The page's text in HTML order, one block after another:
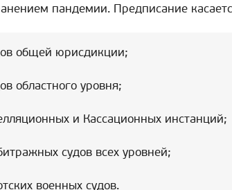
пандемии. Предписание
общей юрисдикции;
областного уровня;
и Кассационных инстанций;
судов всех уровней;
военных судов.